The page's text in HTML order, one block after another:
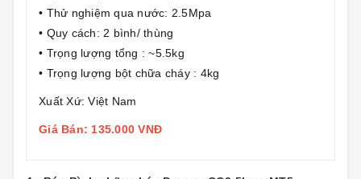
• Thử nghiệm qua nước: 2.5Mpa
• Quy cách: 2 bình/ thùng
• Trọng lượng tổng : ~5.5kg
• Trọng lượng bột chữa cháy : 4kg
Xuất Xứ: Việt Nam
Giá Bán: 135.000 VNĐ